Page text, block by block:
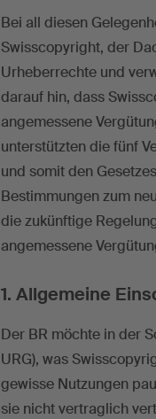
Bei all diesen
Swisscopyright, der
Urheberrechte und
darauf hin, dass
angemessene
unterstützten die fünf
und somit den
Bestimmungen zum
die zukünftige
angemessene
1. Allgemeine
Der BR möchte in der
URG), was
gewisse Nutzungen
sie nicht vertraglich